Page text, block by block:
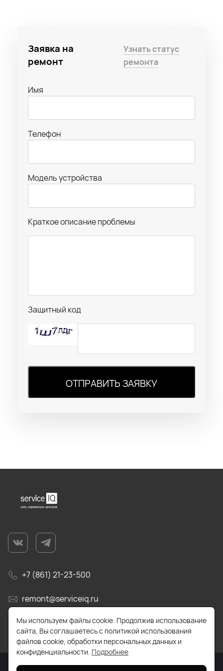
Заявка на
ремонт
Узнать статус
ремонта
Имя
Телефон
Модель устройства
Краткое описание проблемы
Защитный код
ОТПРАВИТЬ ЗАЯВКУ
+7 (861) 21-23-500
remont@serviceiq.ru
г. Краснодар, ул. Бабушкина, д. 309
Мы используем файлы cookie. Продолжив использование
сайта, Вы соглашаетесь с политикой использования
файлов cookie, обработки персональных данных и
конфиденциальности. Подробнее